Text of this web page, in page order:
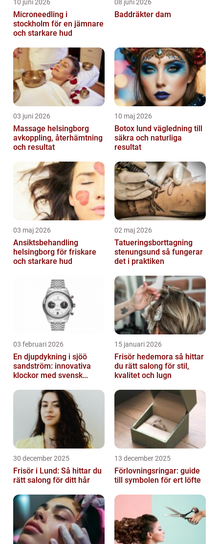
10 juni 2026
Microneedling i
stockholm för en jämnare
och starkare hud
08 juni 2026
Baddräkter dam
03 juni 2026
Massage helsingborg
avkoppling, återhämtning
och resultat
10 maj 2026
Botox lund vägledning till
säkra och naturliga
resultat
03 maj 2026
Ansiktsbehandling
helsingborg för friskare
och starkare hud
02 maj 2026
Tatueringsborttagning
stenungsund så fungerar
det i praktiken
03 februari 2026
En djupdykning i sjöö
sandström: innovativa
klockor med svensk
15 januari 2026
Frisör hedemora så hittar
du rätt salong för stil,
kvalitet och lugn
30 december 2025
Frisör i Lund: Så hittar du
rätt salong för ditt hår
13 december 2025
Förlovningsringar: guide
till symbolen för ert löfte